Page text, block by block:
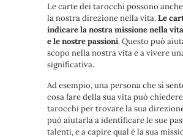
Le carte dei tarocchi possono
la nostra direzione nella vita.Le
indicare la nostra missione nella
e le nostre passioni. Questo può
scopo nella nostra vita e a vivere
significativa.
Ad esempio, una persona che si
cosa fare della sua vita può
tarocchi per trovare la sua
può aiutarla a identificare le sue
talenti, e a capire qual è la sua